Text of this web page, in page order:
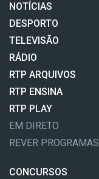
NOTÍCIAS
DESPORTO
TELEVISÃO
RÁDIO
RTP ARQUIVOS
RTP ENSINA
RTP PLAY
EM DIRETO
REVER PROGRAMAS
CONCURSOS